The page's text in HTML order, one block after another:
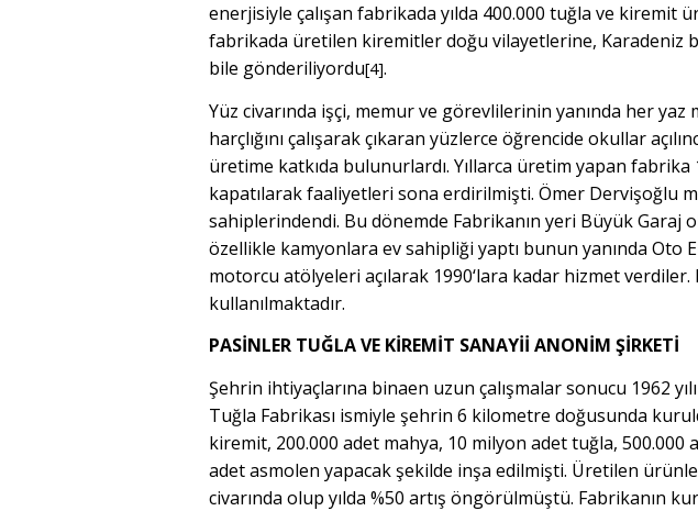
enerjisiyle çalışan fabrikada yılda 400.000 tuğla ve kiremit
fabrikada üretilen kiremitler doğu vilayetlerine, Karadeniz
bile gönderiliyordu[4].
Yüz civarında işçi, memur ve görevlilerinin yanında her
harçlığını çalışarak çıkaran yüzlerce öğrencide okullar
üretime katkıda bulunurlardı. Yıllarca üretim yapan fabrika
kapatılarak faaliyetleri sona erdirilmişti. Ömer Dervişoğlu
sahiplerindendi. Bu dönemde Fabrikanın yeri Büyük Garaj
özellikle kamyonlara ev sahipliği yaptı bunun yanında Oto
motorcu atölyeleri açılarak 1990‘lara kadar hizmet
kullanılmaktadır.
PASİNLER TUĞLA VE KİREMİT SANAYİİ ANONİM ŞİRKETİ
Şehrin ihtiyaçlarına binaen uzun çalışmalar sonucu 1962
Tuğla Fabrikası ismiyle şehrin 6 kilometre doğusunda
kiremit, 200.000 adet mahya, 10 milyon adet tuğla, 500.000
adet asmolen yapacak şekilde inşa edilmişti. Üretilen
civarında olup yılda %50 artış öngörülmüştü. Fabrikanın